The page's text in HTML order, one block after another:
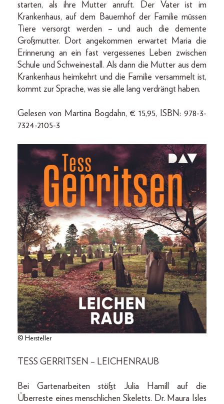
starten, als ihre Mutter anruft. Der Vater ist im
Krankenhaus, auf dem Bauernhof der Familie müssen
Tiere versorgt werden – und auch die demente
Großmutter. Dort angekommen erwartet Maria die
Erinnerung an ein fast vergessenes Leben zwischen
Schule und Schweinestall. Als dann die Mutter aus dem
Krankenhaus heimkehrt und die Familie versammelt ist,
kommt zur Sprache, was sie alle lang verdrängt haben.
Gelesen von Martina Bogdahn, € 15,95, ISBN: 978-3-
7324-2105-3
© Hersteller
TESS GERRITSEN – LEICHENRAUB
Bei Gartenarbeiten stößt Julia Hamill auf die
Überreste eines menschlichen Skeletts. Dr. Maura Isles